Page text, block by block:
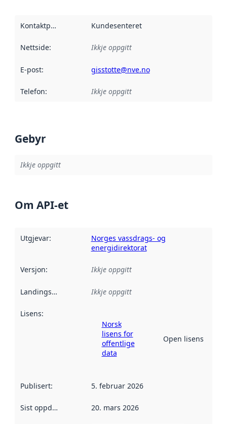
Kontaktpunkt Kundesenteret
Nettside: Ikkje oppgitt
E-post: gisstotte@nve.no
Telefon: Ikkje oppgitt
Gebyr
Ikkje oppgitt
Om API-et
Utgjevar:
Norges vassdrags- og
energidirektorat
Versjon: Ikkje oppgitt
Landingsside Ikkje oppgitt
Lisens:
Norsk
lisens for
offentlige
data
Open lisens
Publisert: 5. februar 2026
Sist oppdatert 20. mars 2026